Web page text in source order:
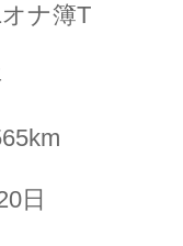
ナ簿T
日